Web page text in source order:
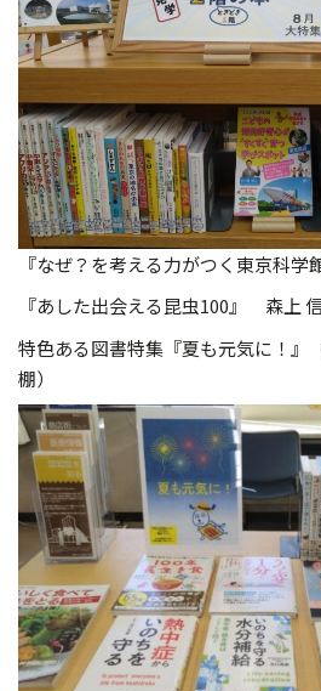
『なぜ？を考える力がつく東京科
『あした出会える昆虫100』 森上
特色ある図書特集『夏も元気に！
棚）